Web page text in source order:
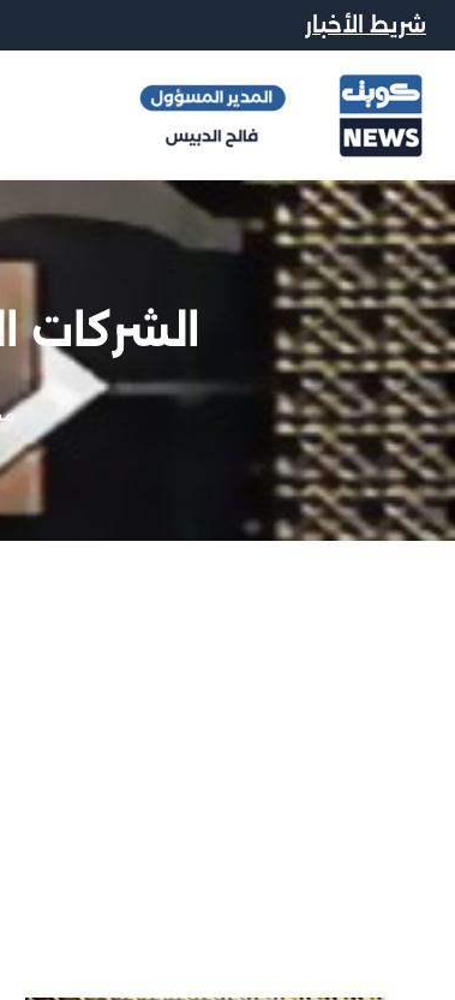
شريط الأخبار
الشركات